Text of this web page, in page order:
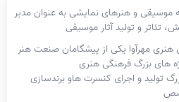
در عرصه موسیقی و هنرهای نمایشی به عنوان مدیر
تئاتر و تولید آثار موسیقی
مهرآوا یکی از پیشگامان صنعت هنر
های بزرگ فرهنگی هنری
تولید و اجرای کنسرت هاو برندسازی